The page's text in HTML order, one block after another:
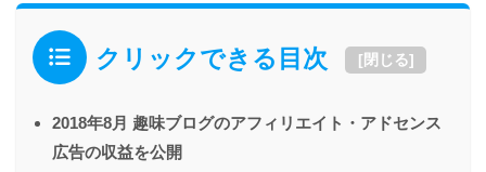
クリックできる目次 [閉じる]
2018年8月 趣味ブログのアフィリエイト・アドセンス
広告の収益を公開